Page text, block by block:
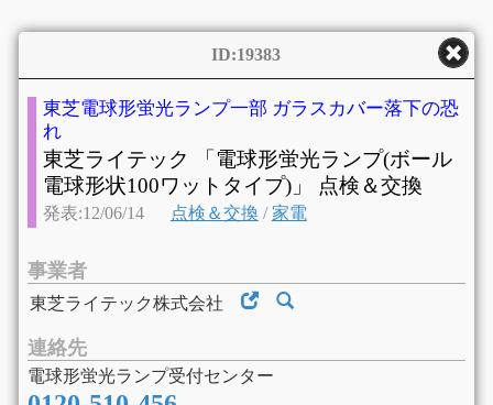
ID:19383
東芝電球形蛍光ランプ一部 ガラスカバー落下の恐
れ
東芝ライテック 「電球形蛍光ランプ(ボール
電球形状100ワットタイプ)」 点検＆交換
発表:12/06/14 点検＆交換 /家電
事業者
東芝ライテック株式会社
連絡先
電球形蛍光ランプ受付センター